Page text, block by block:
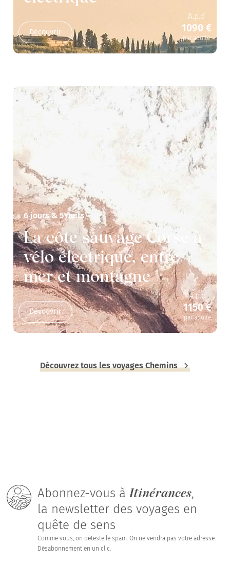
Découvrir
A.p.d
1090 €
par adulte
6 jours & 5 nuits
La côte sauvage Corse à
vélo électrique, entre
mer et montagne
Découvrir
A.p.d
1150 €
par adulte
Découvrez tous les voyages Chemins
Abonnez-vous àItinérances,
la newsletter des voyages en
quête de sens
Comme vous, on déteste le spam. On ne vendra pas votre adresse.
Désabonnement en un clic.